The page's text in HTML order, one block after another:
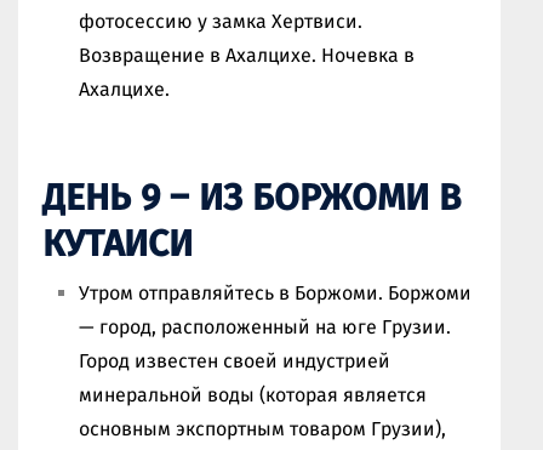
фотосессию у замка Хертвиси.
Возвращение в Ахалцихе. Ночевка в
Ахалцихе.
ДЕНЬ 9 – ИЗ БОРЖОМИ В
КУТАИСИ
Утром отправляйтесь в Боржоми. Боржоми
— город, расположенный на юге Грузии.
Город известен своей индустрией
минеральной воды (которая является
основным экспортным товаром Грузии),